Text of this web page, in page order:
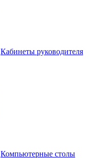
Кабинеты руководителя
Компьютерные столы